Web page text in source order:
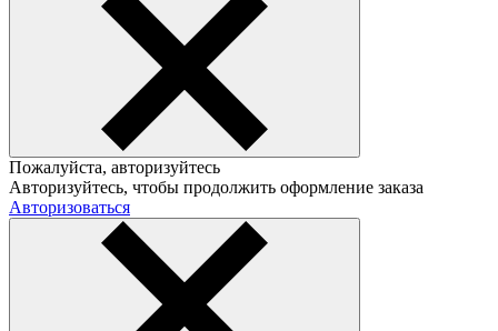
Пожалуйста, авторизуйтесь
Авторизуйтесь, чтобы продолжить оформление заказа
Авторизоваться